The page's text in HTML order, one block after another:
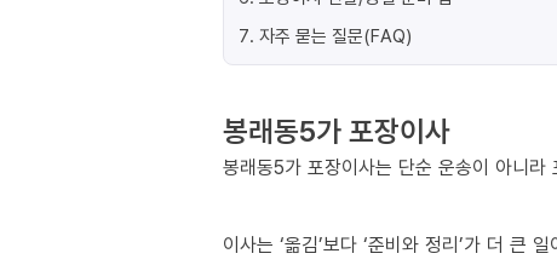
7. 자주 묻는 질문(FAQ)
봉래동5가 포장이사
봉래동5가 포장이사는 단순 운송이 아니라
이사는 ‘옮김’보다 ‘준비와 정리’가 더 큰